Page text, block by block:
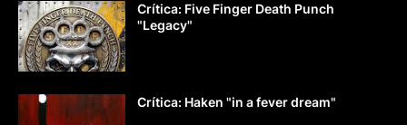
Crítica: Five Finger Death Punch
"Legacy"
Crítica: Haken "in a fever dream"